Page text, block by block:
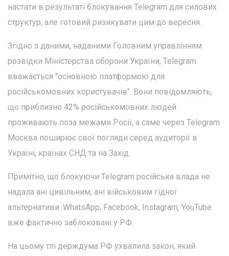
настати в результаті блокування Telegram для силових
структур, але готовий ризикувати цим до вересня.
Згідно з даними, наданими Головним управлінням
розвідки Міністерства оборони України, Telegram
вважається "основною платформою для
російськомовних користувачів". Вони повідомляють,
що приблизно 42% російськомовних людей
проживають поза межами Росії, а саме через Telegram
Москва поширює свої погляди серед аудиторії в
Україні, країнах СНД та на Захід.
Примітно, що блокуючи Telegram російська влада не
надала ані цивільним, ані військовим гідної
альтернативи. WhatsApp, Facebook, Instagram, YouTube
вже фактично заблоковані у РФ.
На цьому тлі держдума РФ ухвалила закон, який